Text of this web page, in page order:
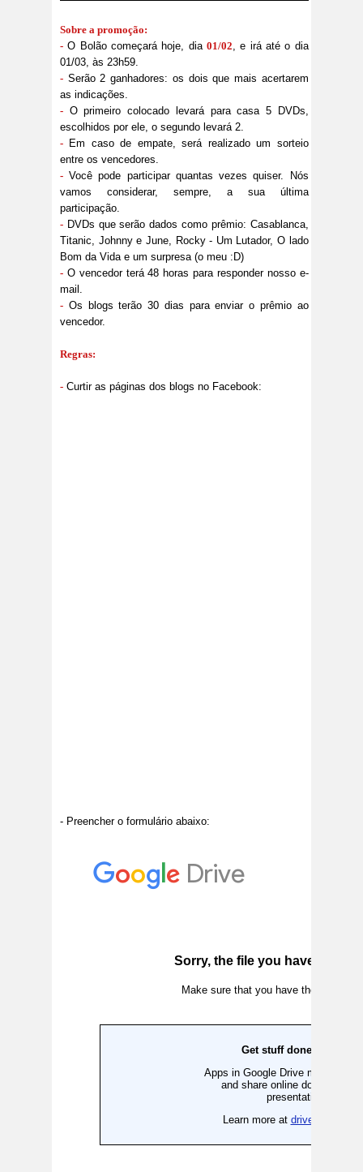
Sobre a promoção:
- O Bolão começará hoje, dia01/02, e irá até o dia
01/03, às 23h59.
- Serão 2 ganhadores: os dois que mais acertarem
as indicações.
- O primeiro colocado levará para casa 5 DVDs,
escolhidos por ele, o segundo levará 2.
- Em caso de empate, será realizado um sorteio
entre os vencedores.
- Você pode participar quantas vezes quiser. Nós
vamos considerar, sempre, a sua última
participação.
- DVDs que serão dados como prêmio: Casablanca,
Titanic, Johnny e June, Rocky - Um Lutador, O lado
Bom da Vida e um surpresa (o meu :D)
- O vencedor terá 48 horas para responder nosso e-
mail.
- Os blogs terão 30 dias para enviar o prêmio ao
vencedor.
Regras:
- Curtir as páginas dos blogs no Facebook:
- Preencher o formulário abaixo: